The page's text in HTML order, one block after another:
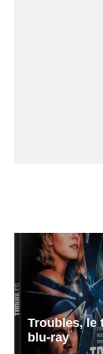
Troubles, le
blu-ray